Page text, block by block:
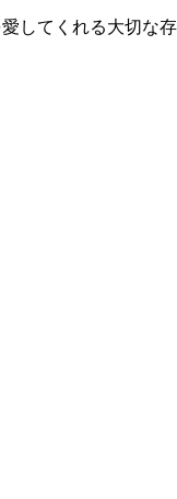
してくれる大切な